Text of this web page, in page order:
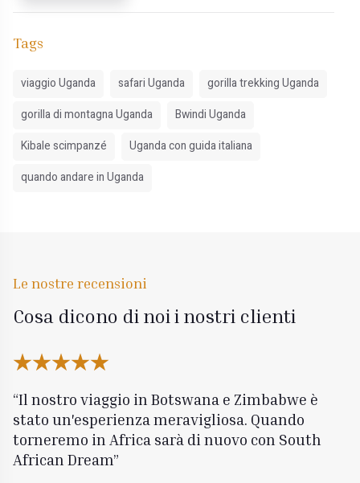
Tags
viaggio Uganda safari Uganda
gorilla trekking Uganda
gorilla di montagna Uganda
Bwindi Uganda
Kibale scimpanzé
Uganda con guida italiana
quando andare in Uganda
Le nostre recensioni
Cosa dicono di noi i nostri clienti
Il nostro viaggio in Botswana e Zimbabwe è
stato un'esperienza meravigliosa. Quando
torneremo in Africa sarà di nuovo con South
African Dream